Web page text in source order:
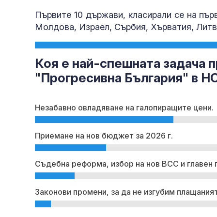
Първите 10 държави, класирали се на
Молдова, Израел, Сърбия, Хърватия,
Коя е най-спешната задача
"Прогресивна България" в
Незабавно овладяване на галопиращите цени.
Приемане на нов бюджет за 2026 г.
Съдебна реформа, избор на нов ВСС и главен
Законови промени, за да не изгубим